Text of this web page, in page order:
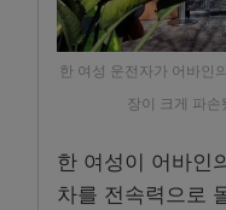
한 여성 운전자가 어바인
장이 크게 파손
한 여성이 어바인
차를 전속력으로